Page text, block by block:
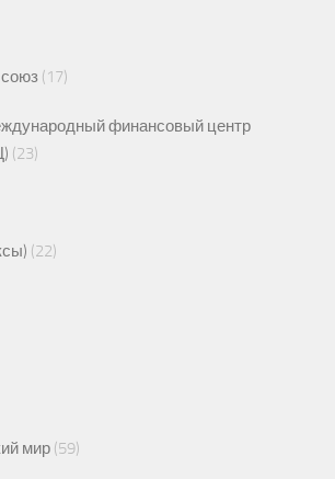
(17)
финансовый центр
(23)
(22)
мир (59)